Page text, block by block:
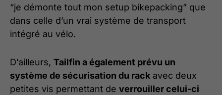
“je démonte tout mon setup bikepacking” que
dans celle d’un vrai système de transport
intégré au vélo.
D’ailleurs, Tailfin a également prévu un
système de sécurisation du rack avec deux
petites vis permettant de verrouiller celui-ci